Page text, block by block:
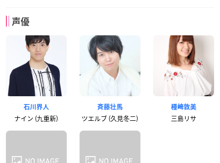
声優
石川界人
ナイン (九重新)
斉藤壮馬
ツエルブ (久見冬二)
種﨑敦美
三島リサ